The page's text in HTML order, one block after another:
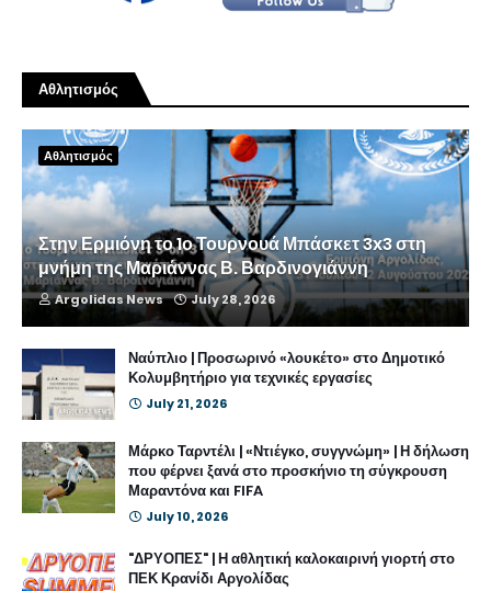
Αθλητισμός
Αθλητισμός
Στην Ερμιόνη το 1ο Τουρνουά Μπάσκετ 3x3 στη
μνήμη της Μαριάννας Β. Βαρδινογιάννη
Argolidas News July 28, 2026
Ναύπλιο | Προσωρινό «λουκέτο» στο Δημοτικό
Κολυμβητήριο για τεχνικές εργασίες
July 21, 2026
Μάρκο Ταρντέλι | «Ντιέγκο, συγγνώμη» | Η δήλωση
που φέρνει ξανά στο προσκήνιο τη σύγκρουση
Μαραντόνα και FIFA
July 10, 2026
"ΔΡΥΟΠΕΣ" | Η αθλητική καλοκαιρινή γιορτή στο
ΠΕΚ Κρανίδι Αργολίδας